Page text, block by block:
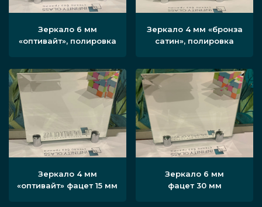
Зеркало 6 мм
«оптивайт», полировка
Зеркало 4 мм «бронза
сатин», полировка
Зеркало 4 мм
«оптивайт» фацет 15 мм
Зеркало 6 мм
фацет 30 мм